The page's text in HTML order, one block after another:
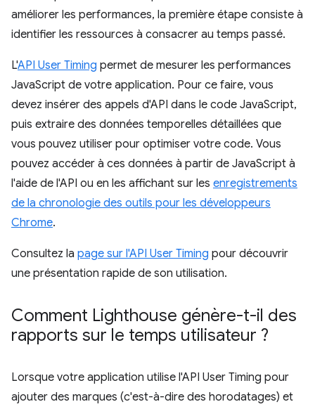
améliorer les performances, la première étape consiste à
identifier les ressources à consacrer au temps passé.
L'API User Timing permet de mesurer les performances
JavaScript de votre application. Pour ce faire, vous
devez insérer des appels d'API dans le code JavaScript,
puis extraire des données temporelles détaillées que
vous pouvez utiliser pour optimiser votre code. Vous
pouvez accéder à ces données à partir de JavaScript à
l'aide de l'API ou en les affichant sur les enregistrements
de la chronologie des outils pour les développeurs
Chrome.
Consultez la page sur l'API User Timing pour découvrir
une présentation rapide de son utilisation.
Comment Lighthouse génère-t-il des
rapports sur le temps utilisateur ?
Lorsque votre application utilise l'API User Timing pour
ajouter des marques (c'est-à-dire des horodatages) et